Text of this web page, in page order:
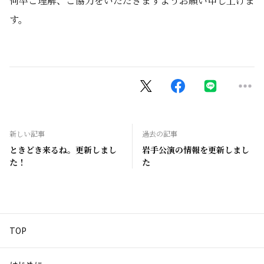
す。
新しい記事
ときどき来るね。更新しまし
た！
過去の記事
岩手公演の情報を更新しまし
た
TOP